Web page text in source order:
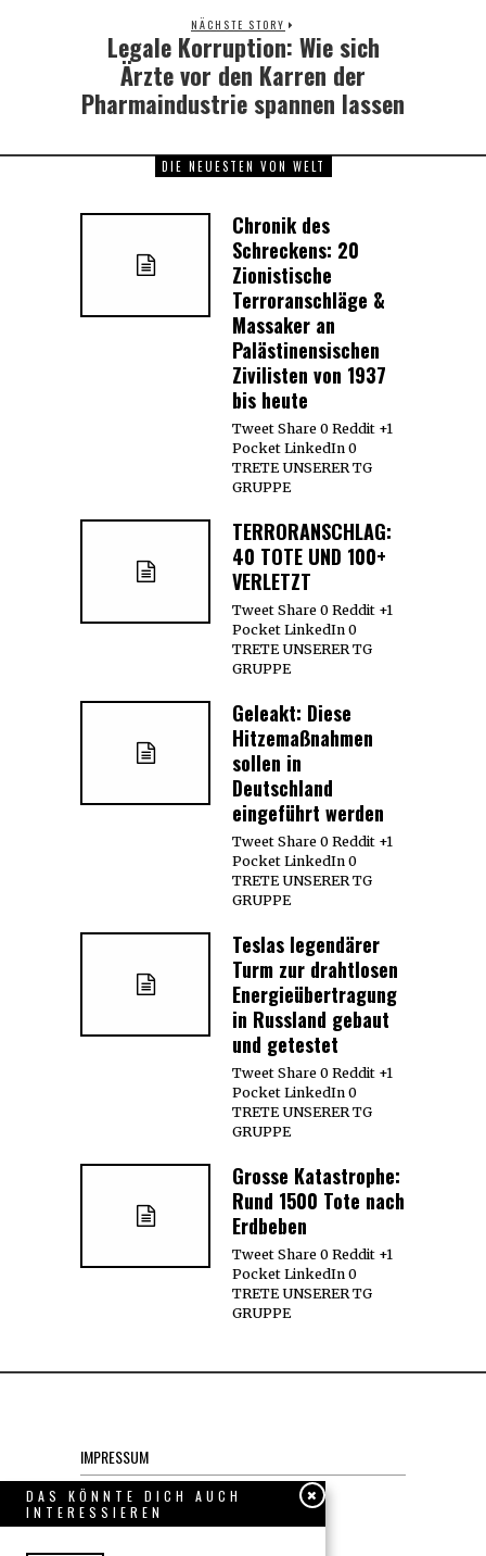
NÄCHSTE STORY
Next
post:
Legale Korruption: Wie sich
Ärzte vor den Karren der
Pharmaindustrie spannen lassen
DIE NEUESTEN VON WELT
Chronik des
Schreckens: 20
Zionistische
Terroranschläge &
Massaker an
Palästinensischen
Zivilisten von 1937
bis heute
Tweet Share 0 Reddit +1
Pocket LinkedIn 0
TRETE UNSERER TG
GRUPPE
TERRORANSCHLAG:
40 TOTE UND 100+
VERLETZT
Tweet Share 0 Reddit +1
Pocket LinkedIn 0
TRETE UNSERER TG
GRUPPE
Geleakt: Diese
Hitzemaßnahmen
sollen in
Deutschland
eingeführt werden
Tweet Share 0 Reddit +1
Pocket LinkedIn 0
TRETE UNSERER TG
GRUPPE
Teslas legendärer
Turm zur drahtlosen
Energieübertragung
in Russland gebaut
und getestet
Tweet Share 0 Reddit +1
Pocket LinkedIn 0
TRETE UNSERER TG
GRUPPE
Grosse Katastrophe:
Rund 1500 Tote nach
Erdbeben
Tweet Share 0 Reddit +1
Pocket LinkedIn 0
TRETE UNSERER TG
GRUPPE
IMPRESSUM
Datenschutzerklärung
KONTAKT
DAS KÖNNTE DICH AUCH
INTERESSIEREN